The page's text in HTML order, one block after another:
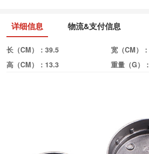
详细信息 物流&支付信息
长（CM）：39.5 宽（CM）：
高（CM）： 13.3 重量（G）：